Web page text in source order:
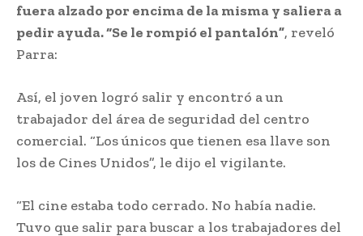
fuera alzado por encima de la misma y saliera a
pedir ayuda. “Se le rompió el pantalón”, reveló
Parra:
Así, el joven logró salir y encontró a un
trabajador del área de seguridad del centro
comercial. “Los únicos que tienen esa llave son
los de Cines Unidos”, le dijo el vigilante.
“El cine estaba todo cerrado. No había nadie.
Tuvo que salir para buscar a los trabajadores del